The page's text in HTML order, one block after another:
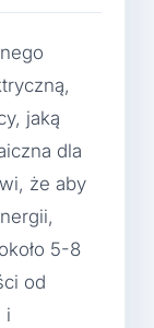
jaką
dla
że aby
5-8
od
i